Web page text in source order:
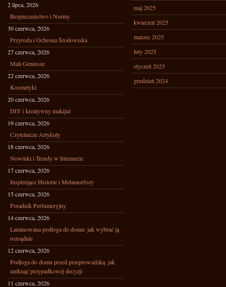
2 lipca, 2026
Bezpieczeństwo i Normy
30 czerwca, 2026
Przyroda i Ochrona Środowiska
27 czerwca, 2026
Mali Geniusze
22 czerwca, 2026
Kosmetyki
20 czerwca, 2026
DIY i kreatywny makijaż
19 czerwca, 2026
Czytelnicze Artykuły
18 czerwca, 2026
Nowinki i Trendy w Internecie
17 czerwca, 2026
Inspirujące Historie i Metamorfozy
15 czerwca, 2026
Poradnik Perfumeryjny
14 czerwca, 2026
Laminowana podłoga do domu: jak wybrać ją
rozsądnie
12 czerwca, 2026
Podłoga do domu przed przeprowadzką: jak
uniknąć przypadkowej decyzji
11 czerwca, 2026
maj 2025
kwiecień 2025
marzec 2025
luty 2025
styczeń 2025
grudzień 2024